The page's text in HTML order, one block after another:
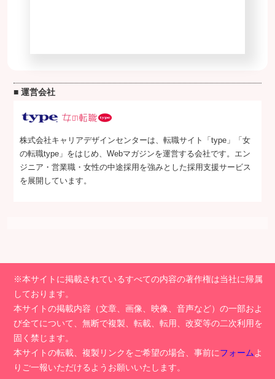
■ 運営会社
株式会社キャリアデザインセンターは、転職サイト「type」「女
の転職type」をはじめ、Webマガジンを運営する会社です。エン
ジニア・営業職・女性の中途採用を強みとした採用支援サービス
を展開しています。
※本サイトに掲載されているすべての内容の著作権は当社に帰属
しております。
本サイトの掲載内容（文章、画像、映像、音声など）の一部およ
び全てについて、無断で複製、転載、転用、改変等の二次利用を
固く禁じます。
本サイトの転載、複製リンクをご希望の場合、事前にフォームよ
りご一報いただけるようお願いいたします。